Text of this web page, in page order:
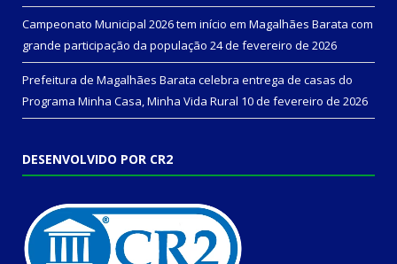
Campeonato Municipal 2026 tem início em Magalhães Barata com
grande participação da população 24 de fevereiro de 2026
Prefeitura de Magalhães Barata celebra entrega de casas do
Programa Minha Casa, Minha Vida Rural 10 de fevereiro de 2026
DESENVOLVIDO POR CR2